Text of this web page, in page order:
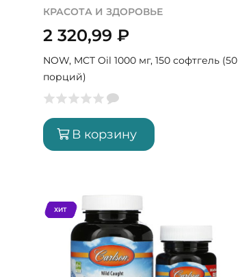
КРАСОТА И ЗДОРОВЬЕ
2 320,99 ₽
NOW, MCT Oil 1000 мг, 150 софтгель (50
порций)
В корзину
ХИТ